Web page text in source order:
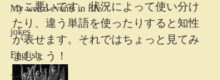
My weird events in life
jokes
English
っこ悪いです。状況によって使い分け
たり、違う単語を使ったりすると知性
が表せます。それではちょっと見てみ
ましょう！